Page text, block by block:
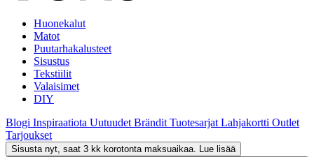
Huonekalut
Matot
Puutarhakalusteet
Sisustus
Tekstiilit
Valaisimet
DIY
Blogi Inspiraatiota Uutuudet Brändit Tuotesarjat Lahjakortti Outlet
Tarjoukset
Sisusta nyt, saat 3 kk korotonta maksuaikaa. Lue lisää